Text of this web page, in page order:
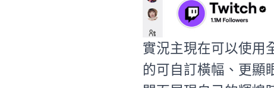
實況主現在可以使用
的可自訂橫幅、更顯